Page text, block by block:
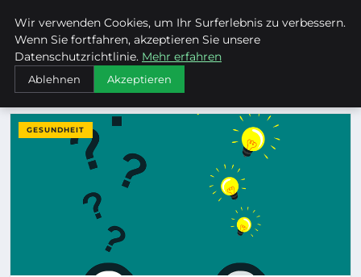
Mtuclub - Nachrichten,
MTUCLUB
NEUESTE ARTIKEL
GESUNDHEIT
Wir verwenden Cookies, um Ihr Surferlebnis zu verbessern.
Wenn Sie fortfahren, akzeptieren Sie unsere
Datenschutzrichtlinie. Mehr erfahren
Ablehnen Akzeptieren